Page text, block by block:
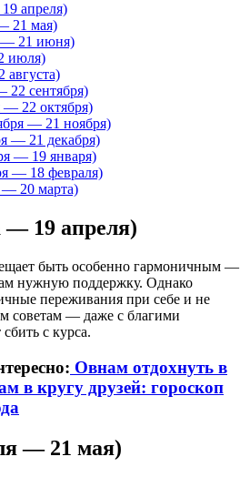
апреля)
21 мая)
— 21 июня)
июля)
22 сентября)
— 22 октября)
— 21 ноября)
— 21 декабря)
— 19 января)
— 18 февраля)
20 марта)
— 19 апреля)
быть особенно гармоничным —
нужную поддержку. Однако
переживания при себе и не
советам — даже с благими
с курса.
Овнам отдохнуть в
в кругу друзей: гороскоп
— 21 мая)